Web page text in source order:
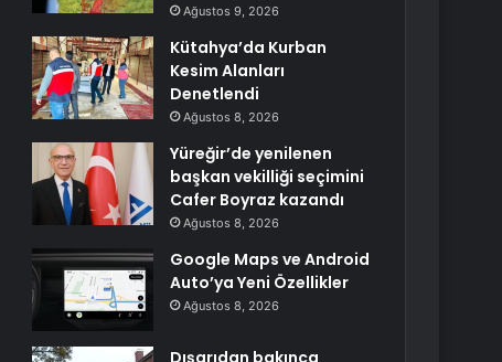
Ağustos 9, 2026
Kütahya’da Kurban
Kesim Alanları
Denetlendi
Ağustos 8, 2026
Yüreğir’de yenilenen
başkan vekilliği seçimini
Cafer Boyraz kazandı
Ağustos 8, 2026
Google Maps ve Android
Auto’ya Yeni Özellikler
Ağustos 8, 2026
Dışarıdan bakınca